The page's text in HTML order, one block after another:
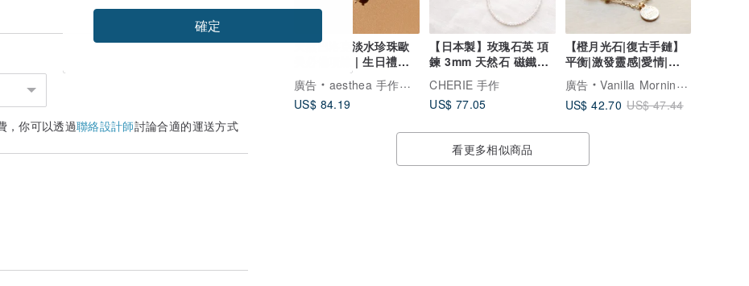
天然巴洛克淡水珍珠歐
美必備項鍊 | 生日禮物
夏季穿搭
廣告
aesthea 手作輕珠寶
US$ 84.19
【日本製】玫瑰石英 項
鍊 3mm 天然石 磁鐵扣
環 可選長度 40 50
60cm 贈禮
CHERIE 手作
US$ 77.05
【橙月光石|復古手鏈】
平衡|激發靈感|愛情|增
強魅力|自信
廣告
Vanilla Morning 香草的早上
US$ 42.70 US$ 47.44
看更多相似商品
，你可以透過聯絡設計師討論合適的運送方式
確定